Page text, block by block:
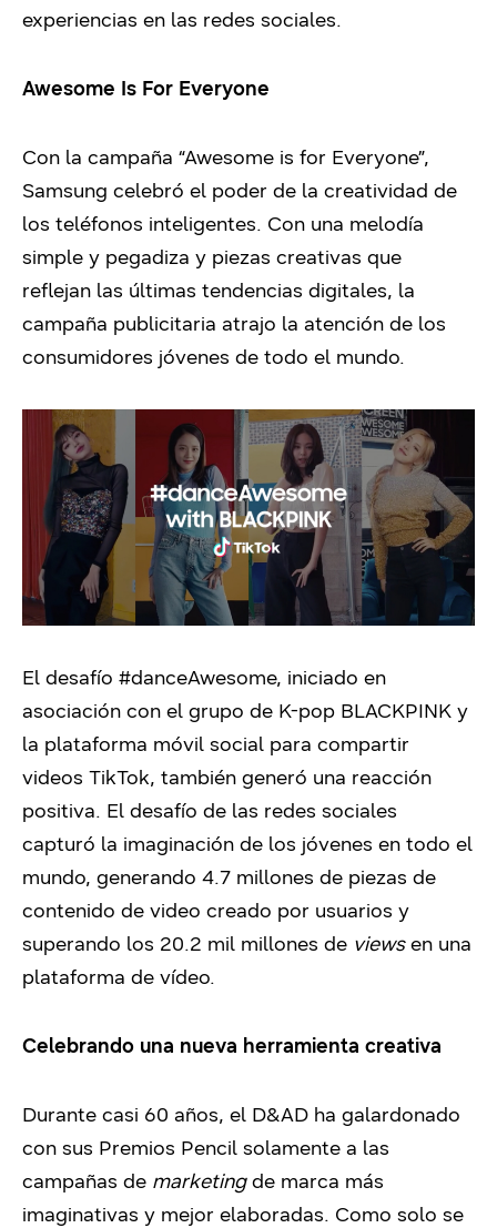
experiencias en las redes sociales.
Awesome Is For Everyone
Con la campaña “Awesome is for Everyone”,
Samsung celebró el poder de la creatividad de
los teléfonos inteligentes. Con una melodía
simple y pegadiza y piezas creativas que
reflejan las últimas tendencias digitales, la
campaña publicitaria atrajo la atención de los
consumidores jóvenes de todo el mundo.
El desafío #danceAwesome, iniciado en
asociación con el grupo de K-pop BLACKPINK y
la plataforma móvil social para compartir
videos TikTok, también generó una reacción
positiva. El desafío de las redes sociales
capturó la imaginación de los jóvenes en todo el
mundo, generando 4.7 millones de piezas de
contenido de video creado por usuarios y
superando los 20.2 mil millones de viewsen una
plataforma de vídeo.
Celebrando una nueva herramienta creativa
Durante casi 60 años, el D&AD ha galardonado
con sus Premios Pencil solamente a las
campañas de marketingde marca más
imaginativas y mejor elaboradas. Como solo se